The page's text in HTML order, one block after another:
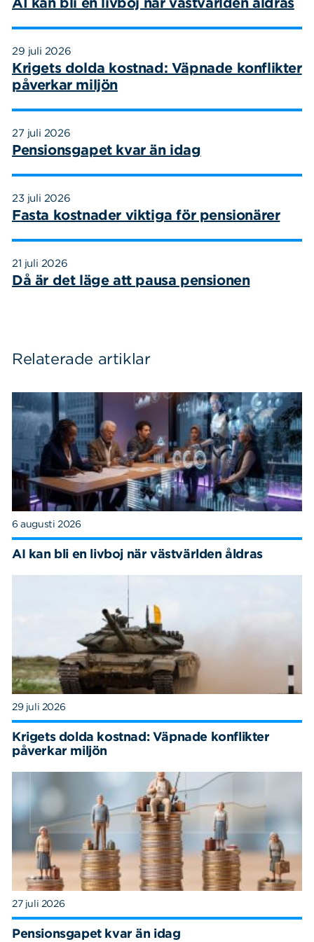
29 juli 2026
Krigets dolda kostnad: Väpnade konflikter
påverkar miljön
27 juli 2026
Pensionsgapet kvar än idag
23 juli 2026
Fasta kostnader viktiga för pensionärer
21 juli 2026
Då är det läge att pausa pensionen
Relaterade artiklar
6 augusti 2026
AI kan bli en livboj när västvärlden åldras
29 juli 2026
Krigets dolda kostnad: Väpnade konflikter
påverkar miljön
27 juli 2026
Pensionsgapet kvar än idag
Sök på sidan:
efter: